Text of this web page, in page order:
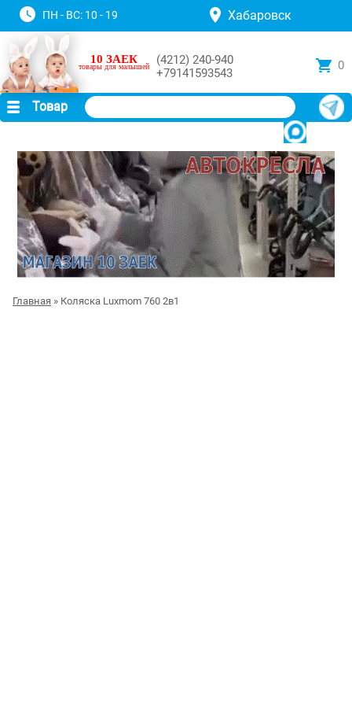
ПН - ВС: 10 - 19 Хабаровск
10 ЗАЕК
товары для малышей
(4212) 240-940
+79141593543
0
Товар
Главная » Коляска Luxmom 760 2в1